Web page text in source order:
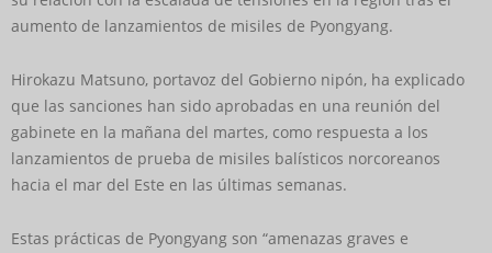
aumento de lanzamientos de misiles de Pyongyang.
Hirokazu Matsuno, portavoz del Gobierno nipón, ha explicado
que las sanciones han sido aprobadas en una reunión del
gabinete en la mañana del martes, como respuesta a los
lanzamientos de prueba de misiles balísticos norcoreanos
hacia el mar del Este en las últimas semanas.
Estas prácticas de Pyongyang son “amenazas graves e